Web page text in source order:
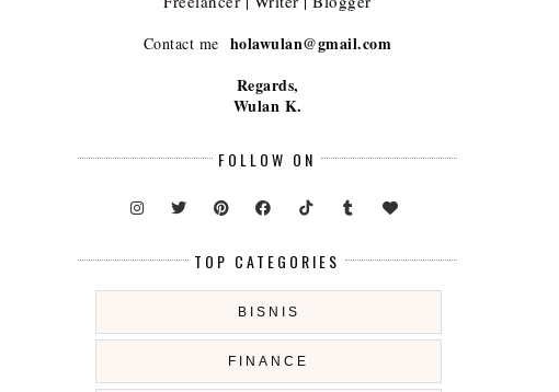
Contact me holawulan@gmail.com
Regards,
Wulan K.
FOLLOW ON
TOP CATEGORIES
BISNIS
FINANCE